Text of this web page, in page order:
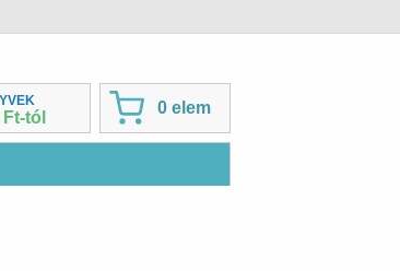
tól
0 elem